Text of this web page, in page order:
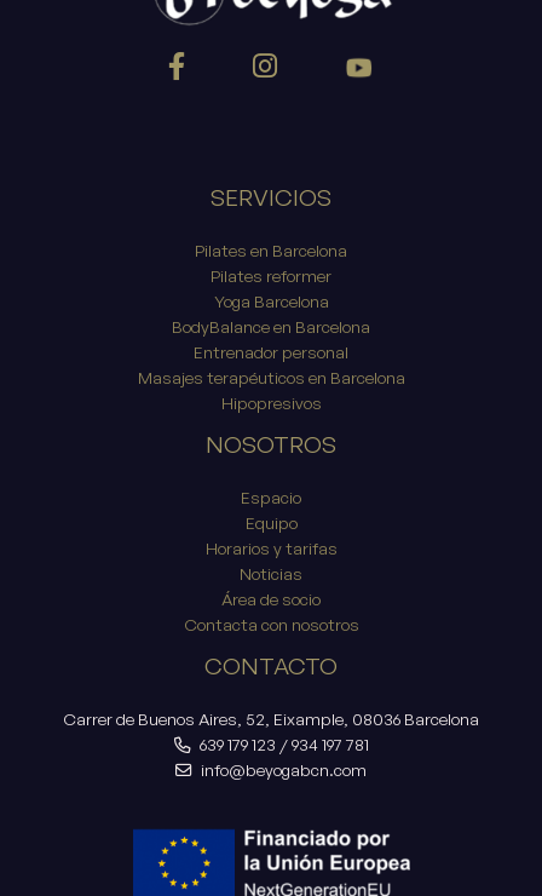
SERVICIOS
Pilates en Barcelona
Pilates reformer
Yoga Barcelona
BodyBalance en Barcelona
Entrenador personal
Masajes terapéuticos en Barcelona
Hipopresivos
NOSOTROS
Espacio
Equipo
Horarios y tarifas
Noticias
Área de socio
Contacta con nosotros
CONTACTO
Carrer de Buenos Aires, 52, Eixample, 08036 Barcelona
639 179 123 /934 197 781
info@beyogabcn.com